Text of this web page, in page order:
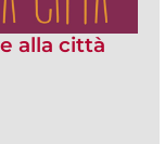
alla città